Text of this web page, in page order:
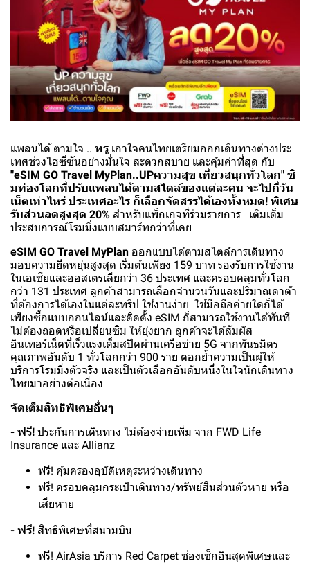
แพลนได้ ตามใจ .. ทรู เอาใจคนไทยเตรียมออกเดินทางต่างประ
เทศช่วงไฮซีซันอย่างมั่นใจ สะดวกสบาย และคุ้มค่าที่สุด กับ
"eSIM GO Travel MyPlan..UPความสุข เที่ยวสนุกทั่วโลก" ซิ
มท่องโลกที่ปรับแพลนได้ตามสไตล์ของแต่ละคน จะไปกี่วัน
เน็ตเท่าไหร่ ประเทศอะไร ก็เลือกจัดสรรได้เองทั้งหมด! พิเศษ
รับส่วนลดสูงสุด 20% สำหรับแพ็กเกจที่ร่วมรายการ เติมเต็ม
ประสบการณ์โรมมิ่งแบบสมาร์ทกว่าที่เคย
eSIM GO Travel MyPlan ออกแบบได้ตามสไตล์การเดินทาง
มอบความยืดหยุ่นสูงสุด เริ่มต้นเพียง 159 บาท รองรับการใช้งาน
ในเอเชียและออสเตรเลียกว่า 36 ประเทศ และครอบคลุมทั่วโลก
กว่า 131 ประเทศ ลูกค้าสามารถเลือกจำนวนวันและปริมาณดาต้า
ที่ต้องการได้เองในแต่ละทริป ใช้งานง่าย ใช้มือถือค่ายใดก็ได้
เพียงซื้อแบบออนไลน์และติดตั้ง eSIM ก็สามารถใช้งานได้ทันที
ไม่ต้องถอดหรือเปลี่ยนซิม ให้ยุ่งยาก ลูกค้าจะได้สัมผัส
อินเทอร์เน็ตที่เร็วแรงเต็มสปีดผ่านเครือข่าย 5G จากพันธมิตร
คุณภาพอันดับ 1 ทั่วโลกกว่า 900 ราย ตอกย้ำความเป็นผู้ให้
บริการโรมมิ่งตัวจริง และเป็นตัวเลือกอันดับหนึ่งในใจนักเดินทาง
ไทยมาอย่างต่อเนื่อง
จัดเต็มสิทธิพิเศษอื่นๆ
- ฟรี! ประกันการเดินทาง ไม่ต้องจ่ายเพิ่ม จาก FWD Life
Insurance และ Allianz
ฟรี! คุ้มครองอุบัติเหตุระหว่างเดินทาง
ฟรี! ครอบคลุมกระเป๋าเดินทาง/ทรัพย์สินส่วนตัวหาย หรือ
เสียหาย
- ฟรี! สิทธิพิเศษที่สนามบิน
ฟรี! AirAsia บริการ Red Carpet ช่องเช็กอินสุดพิเศษและ